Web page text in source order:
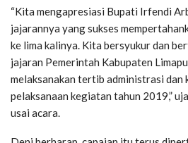
“Kita mengapresiasi Bupati Irfendi
jajarannya yang sukses
ke lima kalinya. Kita bersyukur dan
jajaran Pemerintah Kabupaten
melaksanakan tertib administrasi dan
pelaksanaan kegiatan tahun 2019,”
usai acara.